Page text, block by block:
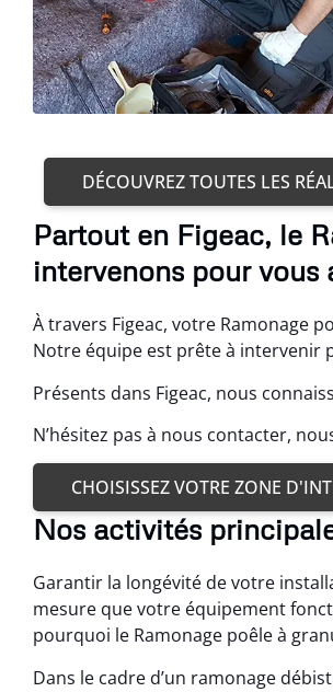
DÉCOUVREZ TOUTES LES
Partout en Figeac, le
intervenons pour vous
À travers Figeac, votre Ramonage
Notre équipe est prête à intervenir
Présents dans Figeac, nous
N’hésitez pas à nous contacter,
CHOISISSEZ VOTRE ZONE
Nos activités
Garantir la longévité de votre
mesure que votre équipement
pourquoi le Ramonage poêle à
Dans le cadre d’un ramonage